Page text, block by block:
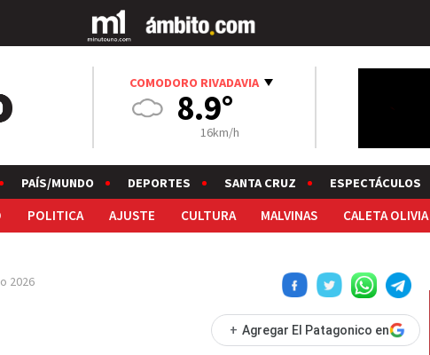
COMODORO RIVADAVIA
8.9°
16km/h
PAÍS/MUNDO DEPORTES SANTA CRUZ ESPECTÁCULOS
POLITICA AJUSTE CULTURA MALVINAS CALETA OLIVIA
2026
+ Agregar El Patagonico en